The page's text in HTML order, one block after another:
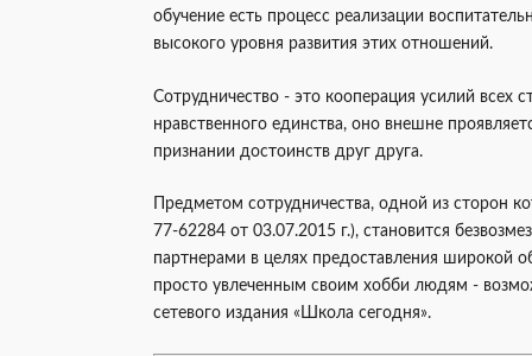
обучение есть процесс реализации
высокого уровня развития этих отношений.
Сотрудничество - это кооперация усилий всех
нравственного единства, оно внешне
признании достоинств друг друга.
Предметом сотрудничества, одной из сторон
77-62284 от 03.07.2015 г.), становится
партнерами в целях предоставления широкой
просто увлеченным своим хобби людям -
сетевого издания «Школа сегодня».